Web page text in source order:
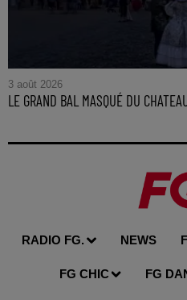
3 août 2026
LE GRAND BAL MASQUÉ DU
RADIO FG. NEWS
FG CHIC FG